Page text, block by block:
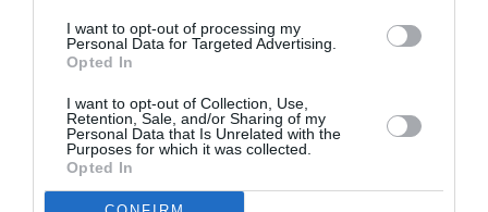
I want to opt-out of processing my
Personal Data for Targeted Advertising.
Opted In
I want to opt-out of Collection, Use,
Retention, Sale, and/or Sharing of my
Personal Data that Is Unrelated with the
Purposes for which it was collected.
Opted In
υπάρχει και συντονίσου στο τι συμβαίνει μέσα
στο σώμα σου. “Μια γυναίκα, που μπορεί να
συγκεντρωθεί, είναι πολύ πιο πιθανό να φτάσει
στον οργασμό νωρίτερα”, λέει μια έρευνα.
«Όταν αυνανίζεσαι, αν διαπιστώσεις ότι το
μυαλό σου περιπλανιέται, αναγνώρισε το και